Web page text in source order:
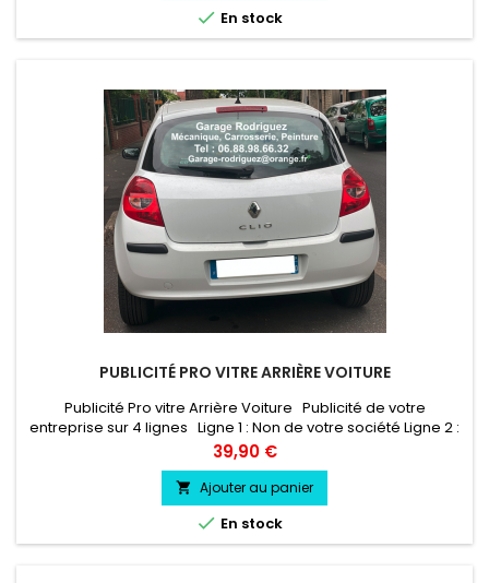
 En stock
PUBLICITÉ PRO VITRE ARRIÈRE VOITURE
Publicité Pro vitre Arrière Voiture Publicité de votre
entreprise sur 4 lignes Ligne 1 : Non de votre société Ligne 2 :
Activité de votre societé Ligne 3 : N° de telephone de votre
societé Ligne 4 : àdresse email de votre societé
Prix
39,90 €
 Ajouter au panier
 En stock